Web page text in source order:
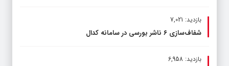
بازدید: 7,021
شفاف‌سازی ۶ ناشر بورسی در سامانه کدال
بازدید: 6,958